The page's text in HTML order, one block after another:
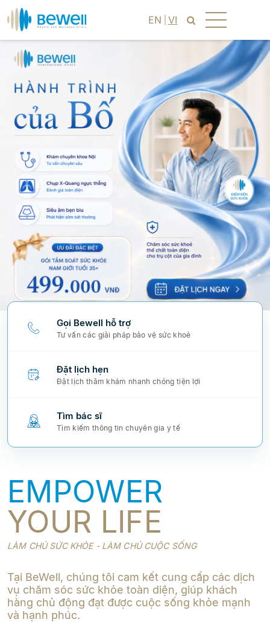
EN VI
Gọi Bewell hỗ trợ
Tư vấn các giải pháp bảo vệ sức khoẻ
Đặt lịch hẹn
Đặt lịch thăm khám nhanh chóng tiện lợi
Tìm bác sĩ
Tìm kiếm thông tin chuyên gia y tế
EMPOWER
YOUR LIFE
LÀM CHỦ SỨC KHỎE - LÀM CHỦ CUỘC SỐNG
Tại BeWell, chúng tôi cam kết cung cấp các dịch
vụ chăm sóc sức khỏe toàn diện, giúp khách
hàng chủ động đạt được cuộc sống khỏe mạnh
và hạnh phúc.